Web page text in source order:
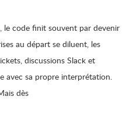
le code finit souvent par devenir
au départ se diluent, les
discussions Slack et
avec sa propre interprétation.
dès